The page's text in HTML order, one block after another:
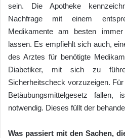
sein. Die Apotheke
Nachfrage mit einem
Medikamente am besten
lassen. Es empfiehlt sich auch,
des Arztes für benötigte
Diabetiker, mit sich zu
Sicherheitscheck vorzuzeigen.
Betäubungsmittelgesetz fallen,
notwendig. Dieses füllt der
Was passiert mit den Sachen,